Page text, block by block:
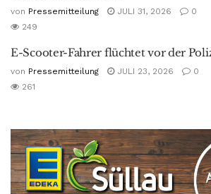
von Pressemitteilung JULI 31, 2026
0
249
E-Scooter-Fahrer flüchtet vor der
von Pressemitteilung JULI 23, 2026
0
261